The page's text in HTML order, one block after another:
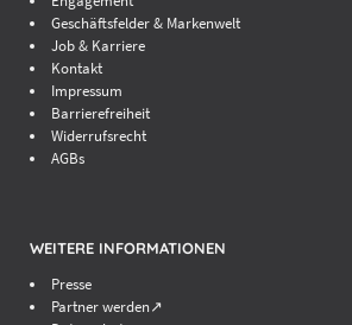
Geschäftsfelder & Markenwelt
Job & Karriere
Kontakt
Impressum
Barrierefreiheit
Widerrufsrecht
AGBs
WEITERE INFORMATIONEN
Presse
Partner werden↗